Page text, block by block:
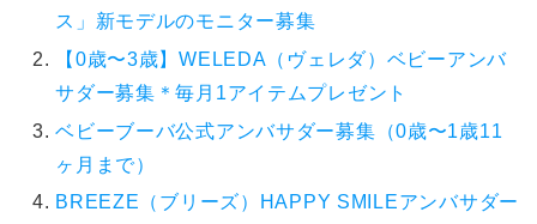
ス」新モデルのモニター募集
【0歳〜3歳】WELEDA（ヴェレダ）ベビーアンバ
サダー募集＊毎月1アイテムプレゼント
ベビーブーバ公式アンバサダー募集（0歳〜1歳11
ヶ月まで）
BREEZE（ブリーズ）HAPPY SMILEアンバサダー